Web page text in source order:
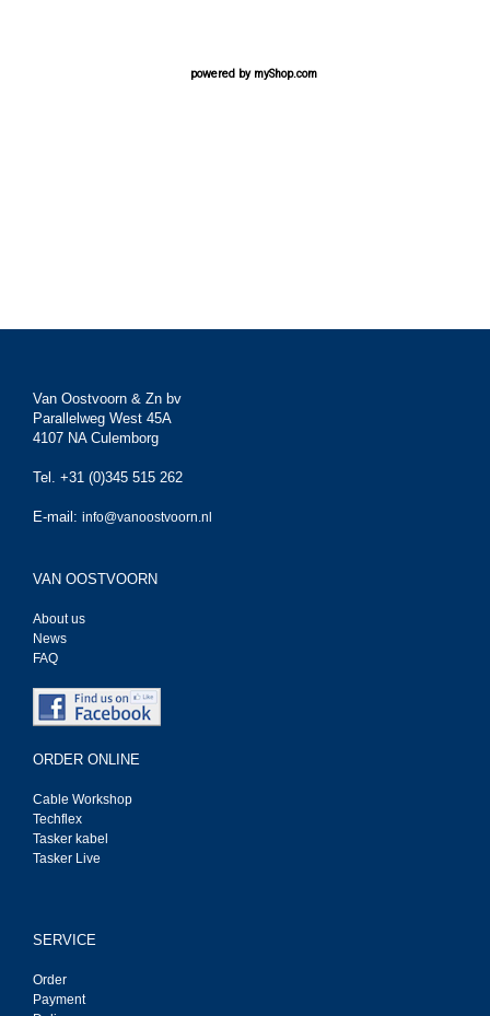
powered by myShop.com
Van Oostvoorn & Zn bv
Parallelweg West 45A
4107 NA Culemborg
Tel. +31 (0)345 515 262
E-mail: info@vanoostvoorn.nl
VAN OOSTVOORN
About us
News
FAQ
ORDER ONLINE
Cable Workshop
Techflex
Tasker kabel
Tasker Live
SERVICE
Order
Payment